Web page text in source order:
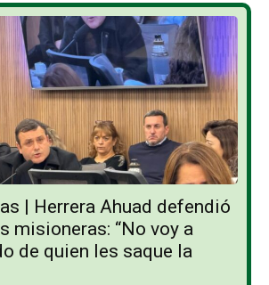
| Herrera Ahuad defendió
misioneras: “No voy a
de quien les saque la